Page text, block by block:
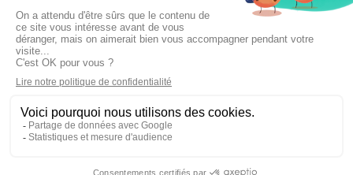
Adintime est membre de
La publicité simple et directe